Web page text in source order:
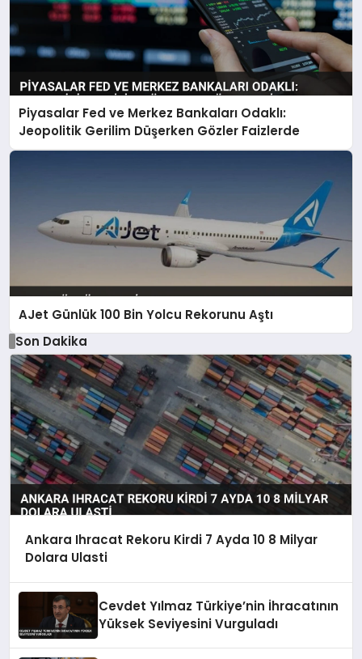
Piyasalar Fed ve Merkez Bankaları Odaklı:
Jeopolitik Gerilim Düşerken Gözler Faizlerde
AJet Günlük 100 Bin Yolcu Rekorunu Aştı
Son Dakika
Ankara Ihracat Rekoru Kirdi 7 Ayda 10 8 Milyar
Dolara Ulasti
Cevdet Yılmaz Türkiye’nin İhracatının
Yüksek Seviyesini Vurguladı